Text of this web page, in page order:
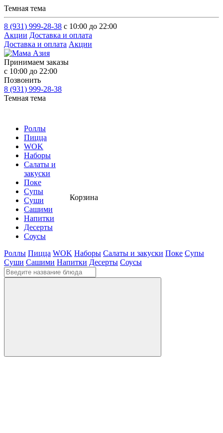
Темная тема
8 (931) 999-28-38 с 10:00 до 22:00
Акции Доставка и оплата
Доставка и оплата Акции
Принимаем заказы
с 10:00 до 22:00
Позвонить
8 (931) 999-28-38
Темная тема
Роллы
Пицца
WOK
Наборы
Салаты и
закуски
Поке
Супы
Суши
Сашими
Напитки
Десерты
Соусы
Корзина
Роллы Пицца WOK Наборы Салаты и закуски Поке Супы
Суши Сашими Напитки Десерты Соусы